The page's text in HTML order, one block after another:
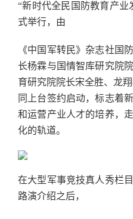
“新时代全民国防教育产业
式举行，由
《中国军转民》杂志社国
长杨霖与国情智库研究院
育研究院院长宋全胜、龙
同上台签约启动，标志着
和运营产业人才的培养，
化的轨道。
在大型军事竞技真人秀栏
路演介绍之后，